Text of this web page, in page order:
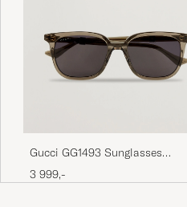
Gucci GG1493 Sunglasses
Transparent
3 999,-